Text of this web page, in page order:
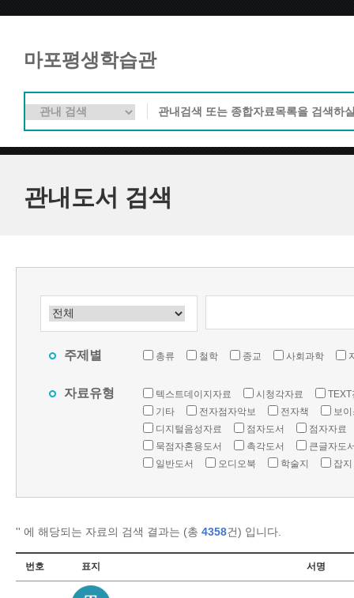
마포평생학습관
관내도서 검색
주제별 총류 철학 종교 사회과학
자료유형 텍스트데이지자료 시청각자료
TEXT
기타
전자점자악보 전자책
보
디지털음성자료
점자도서
점자자료
묵점자혼용도서
촉각도서
큰글자도
일반도서
오디오북 학술지 잡지
'' 에 해당되는 자료의 검색 결과는 (총 4358건) 입니다.
번호 표지 서명